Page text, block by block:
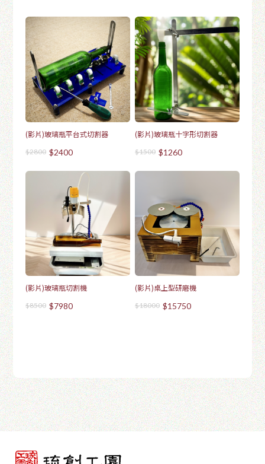
(影片)玻璃瓶平台式切割器
$2800 $2400
(影片)玻璃瓶十字形切割器
$1500 $1260
(影片)玻璃瓶切割機
$8500 $7980
(影片)桌上型研磨機
$18000 $15750